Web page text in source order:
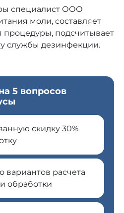
специалист ООО
моли, составляет
подсчитывает
службы дезинфекции.
5 вопросов
скидку 30%
вариантов расчета
обработки